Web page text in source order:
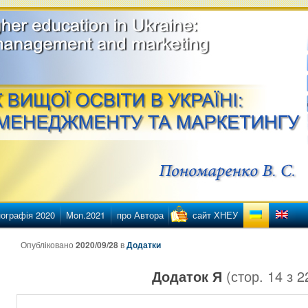
освіти в Україні
2020 Mon.2021 про Автора сайт ХНЕУ
Додаток Я (стор. 14 з
Опубліковано2020/09/28вДодатки